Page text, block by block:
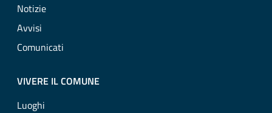
Notizie
Avvisi
Comunicati
VIVERE IL COMUNE
Luoghi